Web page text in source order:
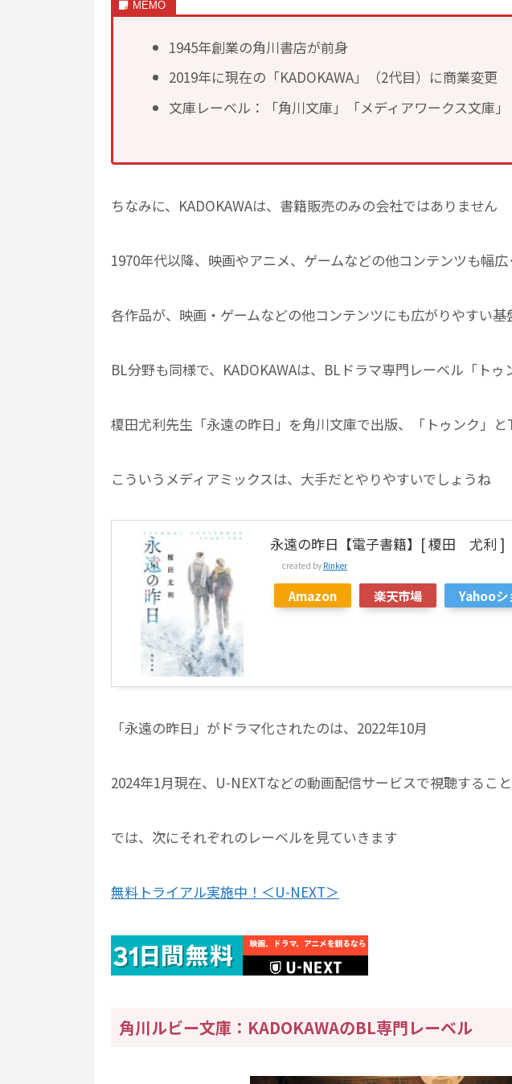
1945年創業の角川書店が前身
2019年に現在の「KADOKAWA」（2代目）に商業変更
文庫レーベル：「角川文庫」「メディアワークス文庫
ちなみに、KADOKAWAは、書籍販売のみの会社ではありません
1970年代以降、映画やアニメ、ゲームなどの他コンテンツも幅
各作品が、映画・ゲームなどの他コンテンツにも広がりやすい基
BL分野も同様で、KADOKAWAは、BLドラマ専門レーベル「トゥ
榎田尤利先生「永遠の昨日」を角川文庫で出版、「トゥンク」
こういうメディアミックスは、大手だとやりやすいでしょうね
永遠の昨日【電子書籍】[ 榎田 尤利 ]
created by Rinker
Amazon 楽天市場 Yahooシ
「永遠の昨日」がドラマ化されたのは、2022年10月
2024年1月現在、U-NEXTなどの動画配信サービスで視聴するこ
では、次にそれぞれのレーベルを見ていきます
無料トライアル実施中！＜U-NEXT＞
角川ルビー文庫：KADOKAWAのBL専門レーベル